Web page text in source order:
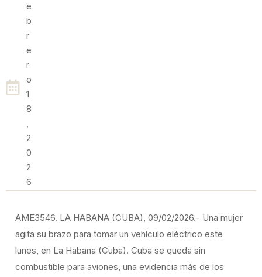
E
B
R
E
R
O
1
8
,
2
0
2
6
AME3546. LA HABANA (CUBA), 09/02/2026.- Una mujer
agita su brazo para tomar un vehículo eléctrico este
lunes, en La Habana (Cuba). Cuba se queda sin
combustible para aviones, una evidencia más de los